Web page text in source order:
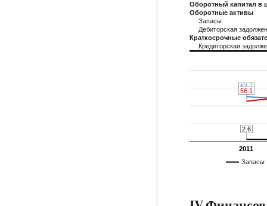
Оборотный капитал в
Оборотные активы
Запасы
Дебиторская
Краткосрочные
Кредиторская
Запасы
2011
2.6
2.6
62.7
62.7
56.1
56.1